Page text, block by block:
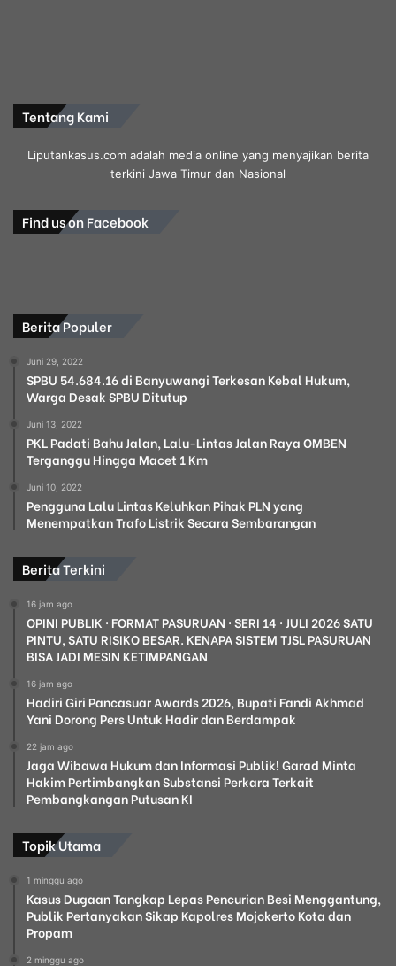
Tentang Kami
Liputankasus.com adalah media online yang menyajikan berita
terkini Jawa Timur dan Nasional
Find us on Facebook
Berita Populer
Juni 29, 2022
SPBU 54.684.16 di Banyuwangi Terkesan Kebal Hukum,
Warga Desak SPBU Ditutup
Juni 13, 2022
PKL Padati Bahu Jalan, Lalu-Lintas Jalan Raya OMBEN
Terganggu Hingga Macet 1 Km
Juni 10, 2022
Pengguna Lalu Lintas Keluhkan Pihak PLN yang
Menempatkan Trafo Listrik Secara Sembarangan
Berita Terkini
16 jam ago
OPINI PUBLIK · FORMAT PASURUAN · SERI 14 · JULI 2026 SATU
PINTU, SATU RISIKO BESAR. KENAPA SISTEM TJSL PASURUAN
BISA JADI MESIN KETIMPANGAN
16 jam ago
Hadiri Giri Pancasuar Awards 2026, Bupati Fandi Akhmad
Yani Dorong Pers Untuk Hadir dan Berdampak
22 jam ago
Jaga Wibawa Hukum dan Informasi Publik! Garad Minta
Hakim Pertimbangkan Substansi Perkara Terkait
Pembangkangan Putusan KI
Topik Utama
1 minggu ago
Kasus Dugaan Tangkap Lepas Pencurian Besi Menggantung,
Publik Pertanyakan Sikap Kapolres Mojokerto Kota dan
Propam
2 minggu ago